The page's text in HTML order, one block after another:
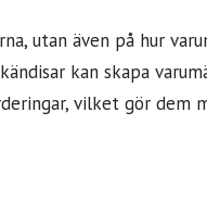
utan även på hur
kan skapa
vilket gör